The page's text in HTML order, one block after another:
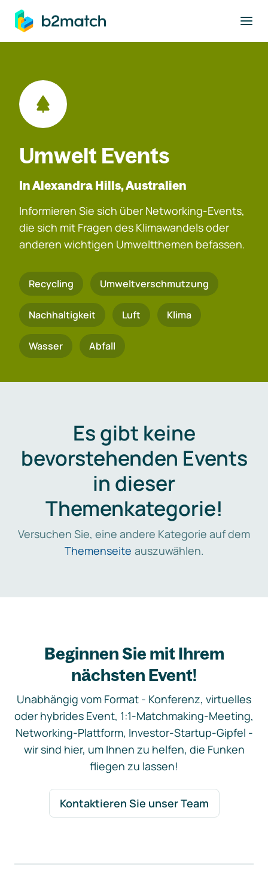
springen
Umwelt Events
In Alexandra Hills, Australien
Informieren Sie sich über Networking-Events,
die sich mit Fragen des Klimawandels oder
anderen wichtigen Umweltthemen befassen.
Recycling Umweltverschmutzung
Nachhaltigkeit Luft Klima
Wasser Abfall
Es gibt keine
bevorstehenden Events
in dieser
Themenkategorie!
Versuchen Sie, eine andere Kategorie auf dem
Themenseite auszuwählen.
Beginnen Sie mit Ihrem
nächsten Event!
Unabhängig vom Format - Konferenz, virtuelles
oder hybrides Event, 1:1-Matchmaking-Meeting,
Networking-Plattform, Investor-Startup-Gipfel -
wir sind hier, um Ihnen zu helfen, die Funken
fliegen zu lassen!
Kontaktieren Sie unser Team